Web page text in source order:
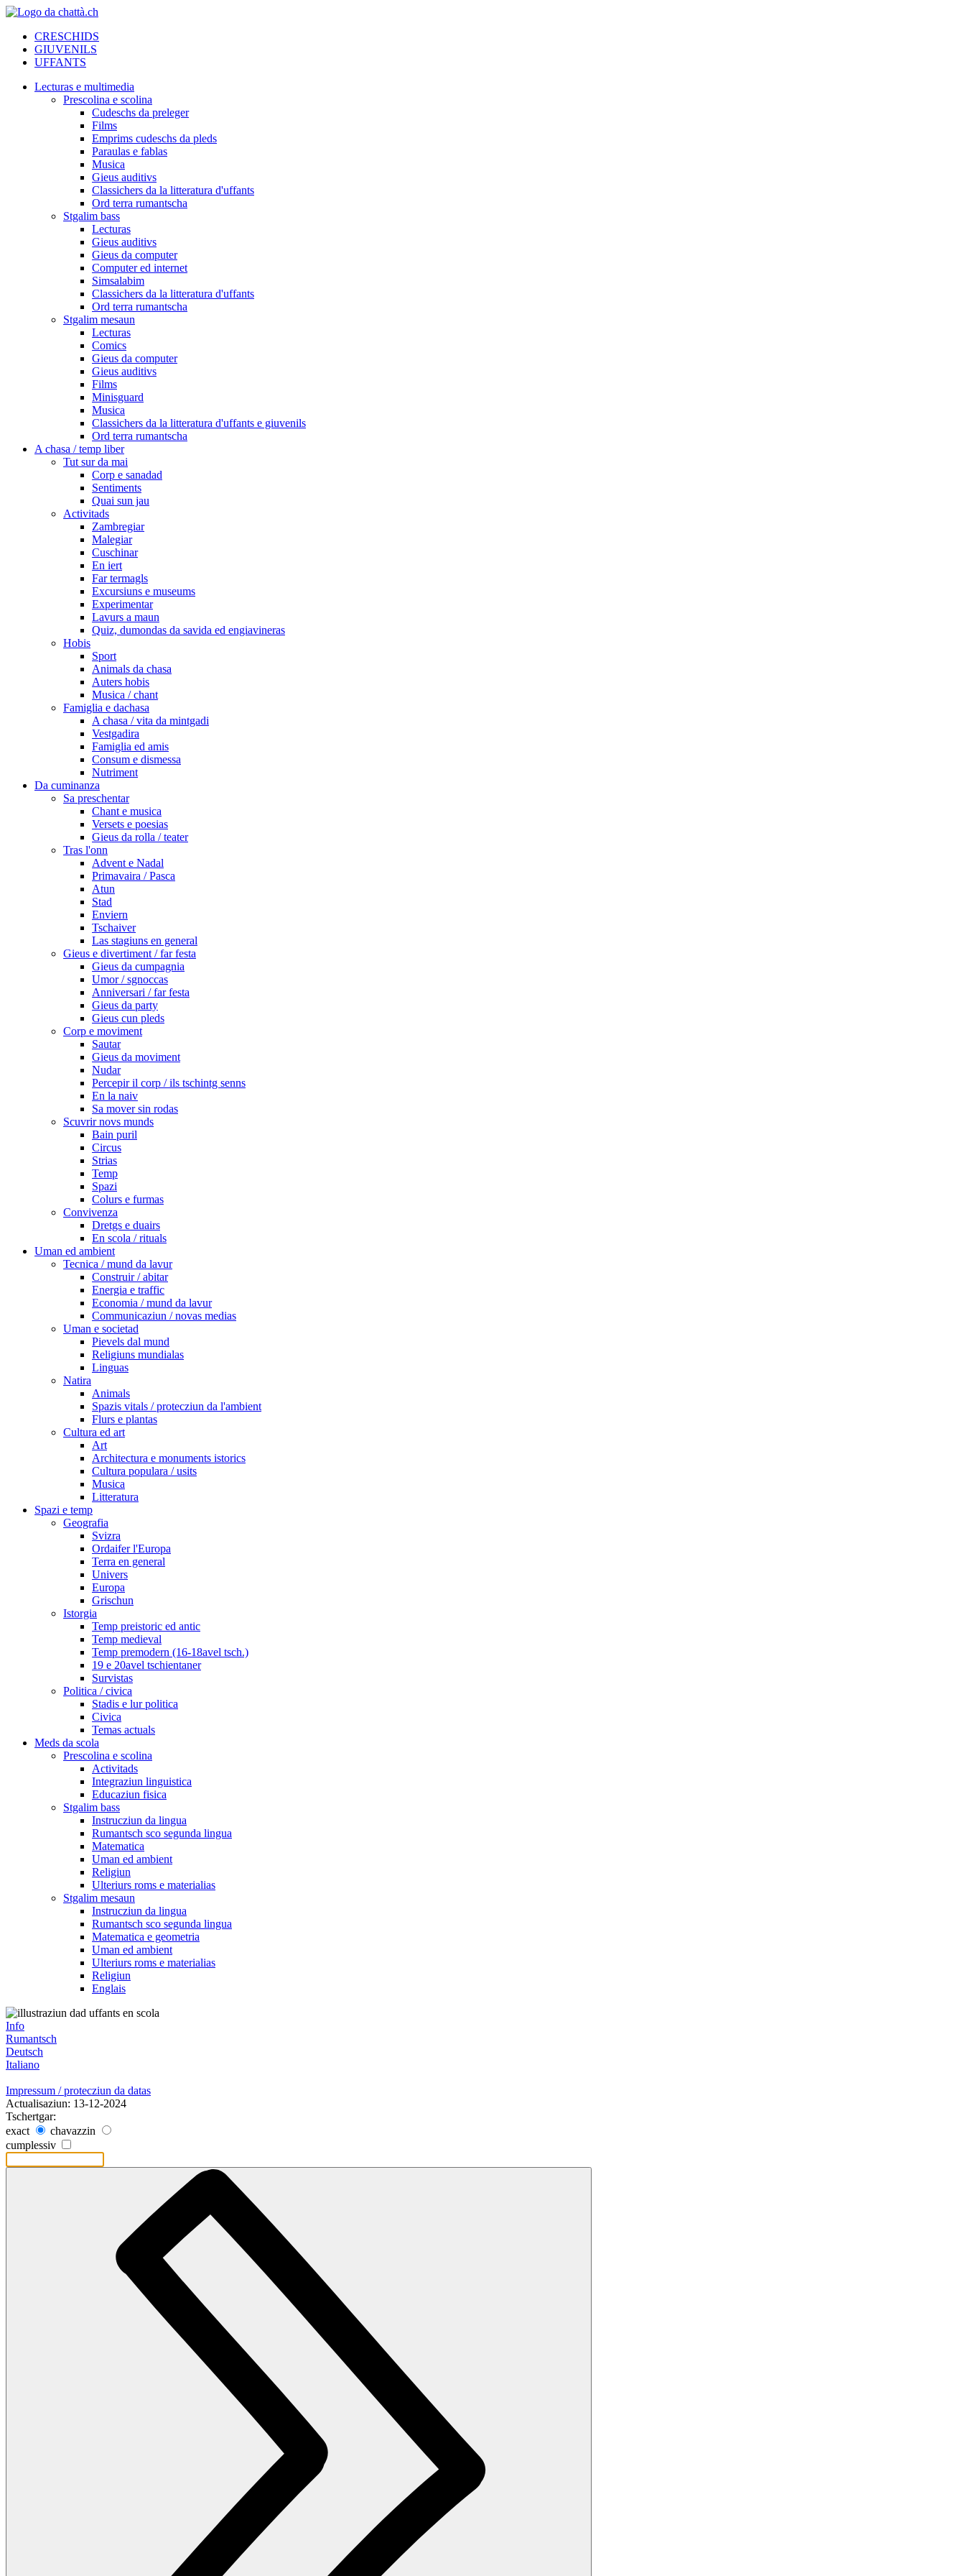
CRESCHIDS
GIUVENILS
UFFANTS
Lecturas e multimedia
Prescolina e scolina
Cudeschs da preleger
Films
Emprims cudeschs da pleds
Paraulas e fablas
Musica
Gieus auditivs
Classichers da la litteratura d'uffants
Ord terra rumantscha
Stgalim bass
Lecturas
Gieus auditivs
Gieus da computer
Computer ed internet
Simsalabim
Classichers da la litteratura d'uffants
Ord terra rumantscha
Stgalim mesaun
Lecturas
Comics
Gieus da computer
Gieus auditivs
Films
Minisguard
Musica
Classichers da la litteratura d'uffants e giuvenils
Ord terra rumantscha
A chasa / temp liber
Tut sur da mai
Corp e sanadad
Sentiments
Quai sun jau
Activitads
Zambregiar
Malegiar
Cuschinar
En iert
Far termagls
Excursiuns e museums
Experimentar
Lavurs a maun
Quiz, dumondas da savida ed engiavineras
Hobis
Sport
Animals da chasa
Auters hobis
Musica / chant
Famiglia e dachasa
A chasa / vita da mintgadi
Vestgadira
Famiglia ed amis
Consum e dismessa
Nutriment
Da cuminanza
Sa preschentar
Chant e musica
Versets e poesias
Gieus da rolla / teater
Tras l'onn
Advent e Nadal
Primavaira / Pasca
Atun
Stad
Enviern
Tschaiver
Las stagiuns en general
Gieus e divertiment / far festa
Gieus da cumpagnia
Umor / sgnoccas
Anniversari / far festa
Gieus da party
Gieus cun pleds
Corp e moviment
Sautar
Gieus da moviment
Nudar
Percepir il corp / ils tschintg senns
En la naiv
Sa mover sin rodas
Scuvrir novs munds
Bain puril
Circus
Strias
Temp
Spazi
Colurs e furmas
Convivenza
Dretgs e duairs
En scola / rituals
Uman ed ambient
Tecnica / mund da lavur
Construir / abitar
Energia e traffic
Economia / mund da lavur
Communicaziun / novas medias
Uman e societad
Pievels dal mund
Religiuns mundialas
Linguas
Natira
Animals
Spazis vitals / protecziun da l'ambient
Flurs e plantas
Cultura ed art
Art
Architectura e monuments istorics
Cultura populara / usits
Musica
Litteratura
Spazi e temp
Geografia
Svizra
Ordaifer l'Europa
Terra en general
Univers
Europa
Grischun
Istorgia
Temp preistoric ed antic
Temp medieval
Temp premodern (16-18avel tsch.)
19 e 20avel tschientaner
Survistas
Politica / civica
Stadis e lur politica
Civica
Temas actuals
Meds da scola
Prescolina e scolina
Activitads
Integraziun linguistica
Educaziun fisica
Stgalim bass
Instrucziun da lingua
Rumantsch sco segunda lingua
Matematica
Uman ed ambient
Religiun
Ulteriurs roms e materialias
Stgalim mesaun
Instrucziun da lingua
Rumantsch sco segunda lingua
Matematica e geometria
Uman ed ambient
Ulteriurs roms e materialias
Religiun
Englais
Info
Rumantsch
Deutsch
Italiano
Impressum / protecziun da datas
Actualisaziun: 13-12-2024
Tschertgar:
exact
chavazzin
cumplessiv